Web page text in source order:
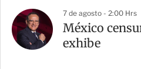
7 de agosto - 2:00 Hrs
México
exhibe